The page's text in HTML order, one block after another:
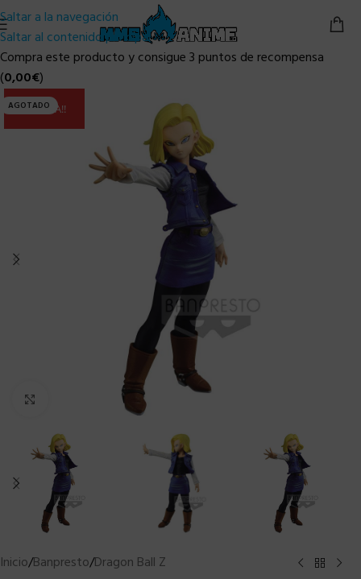
Saltar a la navegación
Saltar al contenido principal
Compra este producto y consigue 3 puntos de recompensa
(0,00€)
AGOTADO
ULTIMA!!
Clic para ampliar
Inicio/Banpresto/Dragon Ball Z